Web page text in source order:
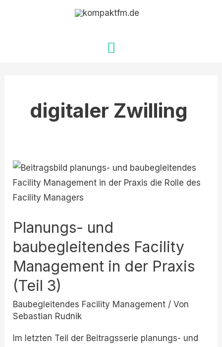
Hauptmenü
digitaler Zwilling
Planungs- und
baubegleitendes Facility
Management in der Praxis
(Teil 3)
Baubegleitendes Facility Management / Von
Sebastian Rudnik
Im letzten Teil der Beitragsserie planungs- und
Planungs-
und
baubegleitendes
Management
in
Praxis
(Teil
3)